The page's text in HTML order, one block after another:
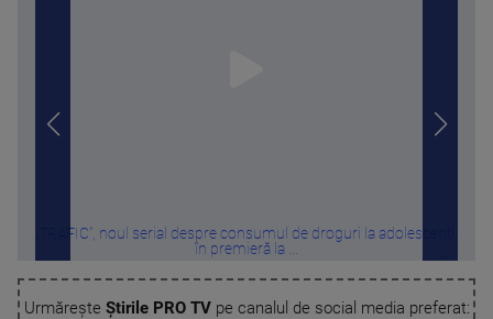
„TRAFIC”, noul serial despre consumul de droguri la adolescenți,
în premieră la ...
Urmărește Știrile PRO TVpe canalul de social media preferat: